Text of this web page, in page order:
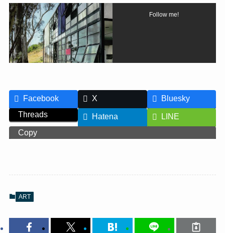
Follow me!
Facebook X
Bluesky
Threads
Hatena
LINE
Copy
ART